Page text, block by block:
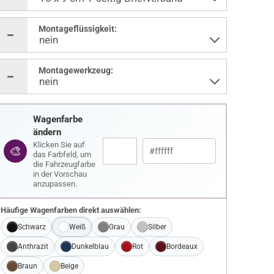
Montageflüssigkeit:
Montagewerkzeug:
🎨
Wagenfarbe
ändern
Klicken Sie auf
das Farbfeld, um
die Fahrzeugfarbe
in der Vorschau
anzupassen.
Häufige Wagenfarben direkt auswählen:
Schwarz Weiß Grau Silber
Anthrazit Dunkelblau Rot Bordeaux
Braun Beige